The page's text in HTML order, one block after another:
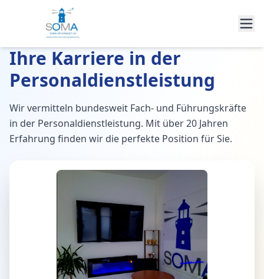
Ihre Karriere in der
Personaldienstleistung
Wir vermitteln bundesweit Fach- und Führungskräfte
in der Personaldienstleistung. Mit über 20 Jahren
Erfahrung finden wir die perfekte Position für Sie.